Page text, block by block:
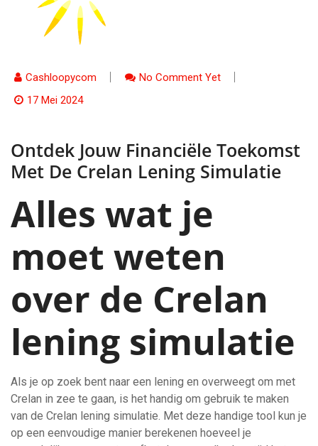
Cashloopycom
No Comment Yet
17 Mei 2024
Ontdek Jouw Financiële Toekomst
Met De Crelan Lening Simulatie
Alles wat je
moet weten
over de Crelan
lening simulatie
Als je op zoek bent naar een lening en overweegt om met
Crelan in zee te gaan, is het handig om gebruik te maken
van de Crelan lening simulatie. Met deze handige tool kun je
op een eenvoudige manier berekenen hoeveel je